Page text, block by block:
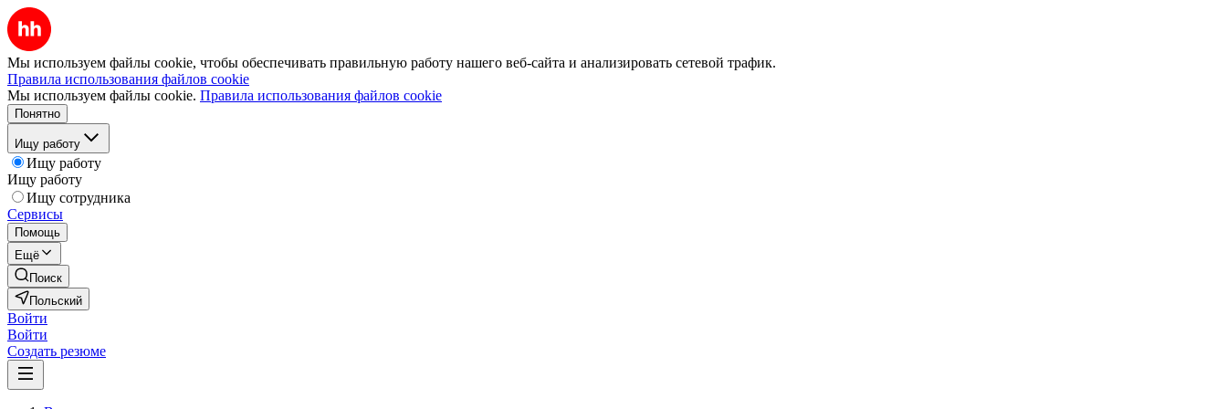
Мы используем файлы cookie, чтобы обеспечивать правильную работу нашего веб-сайта и анализировать сетевой трафик.
Правила использования файлов cookie
Мы используем файлы cookie. Правила использования файлов cookie
Понятно
Ищу работу
Ищу работу
Ищу работу
Ищу сотрудника
Сервисы
Помощь
Ещё
Поиск
Польский
Войти
Войти
Создать резюме